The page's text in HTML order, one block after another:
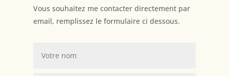
Vous souhaitez me contacter directement par
email, remplissez le formulaire ci dessous.